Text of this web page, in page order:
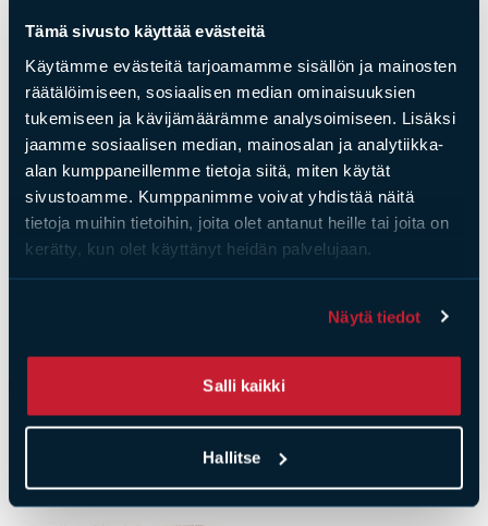
Tämä sivusto käyttää evästeitä
Käytämme evästeitä tarjoamamme sisällön ja mainosten
räätälöimiseen, sosiaalisen median ominaisuuksien
tukemiseen ja kävijämäärämme analysoimiseen. Lisäksi
jaamme sosiaalisen median, mainosalan ja analytiikka-
alan kumppaneillemme tietoja siitä, miten käytät
sivustoamme. Kumppanimme voivat yhdistää näitä
tietoja muihin tietoihin, joita olet antanut heille tai joita on
kerätty, kun olet käyttänyt heidän palvelujaan.
Näytä tiedot
Salli kaikki
Hallitse
Tit­ta